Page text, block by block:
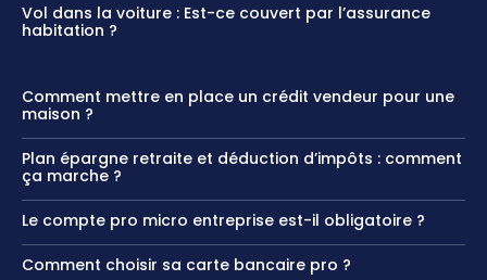
Vol dans la voiture : Est-ce couvert par l’assurance
habitation ?
Comment mettre en place un crédit vendeur pour une
maison ?
Plan épargne retraite et déduction d’impôts : comment
ça marche ?
Le compte pro micro entreprise est-il obligatoire ?
Comment choisir sa carte bancaire pro ?